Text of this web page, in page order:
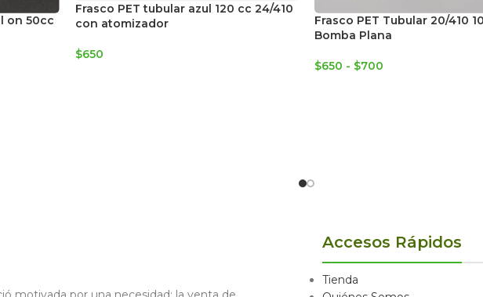
on 50cc
Frasco PET tubular azul 120 cc 24/410
con atomizador
$650
Frasco PET Tubular 20/410
Bomba Plana
$650 - $700
Accesos Rápidos
Tienda